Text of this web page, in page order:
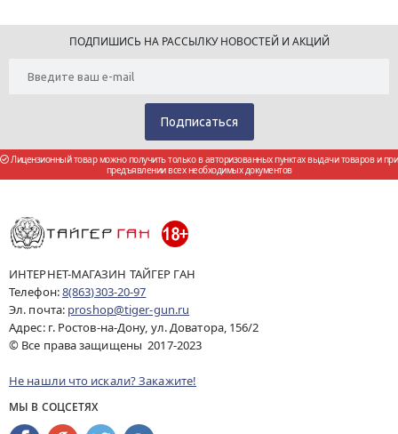
ПОДПИШИСЬ НА РАССЫЛКУ НОВОСТЕЙ И АКЦИЙ
Лицензионный товар можно получить только в авторизованных пунктах выдачи товаров и при
предъявлении всех необходимых документов
ИНТЕРНЕТ-МАГАЗИН ТАЙГЕР ГАН
Телефон:8(863)303-20-97
Эл. почта: proshop@tiger-gun.ru
Адрес: г. Ростов-на-Дону, ул. Доватора, 156/2
© Все права защищены 2017-2023
Не нашли что искали? Закажите!
МЫ В СОЦСЕТЯХ